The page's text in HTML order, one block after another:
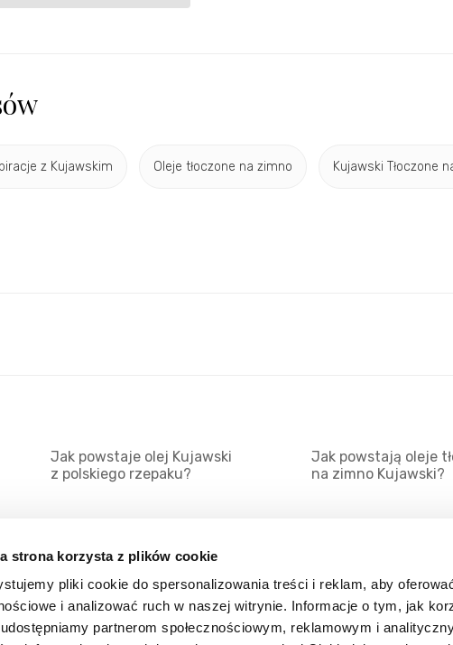
strona korzysta z plików cookie
pliki cookie do spersonalizowania treści i reklam, aby
i analizować ruch w naszej witrynie. Informacje o tym, jak
partnerom społecznościowym, reklamowym i
z Kujawskim Oleje tłoczone na zimno Kujawski Tłoczone
Jak powstaje olej Kujawski
z polskiego rzepaku?
Jak powstają oleje
na zimno Kujawski?
Mapa serwisu
Kanały RSS